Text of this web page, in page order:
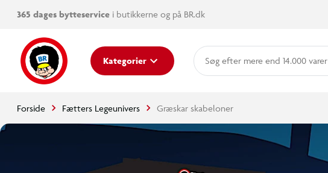
365 dages bytteservice i butikkerne og på BR.dk
Kategorier mere end 14.000 varer
Forside Fætters Legeunivers Græskar skabeloner